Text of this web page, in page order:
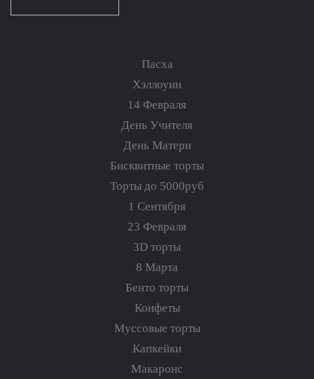
Пасха
Хэллоуин
14 Февраля
День Учителя
День Матери
Бисквитные торты
Торты до 5000руб
1 Сентября
23 Февраля
3D торты
8 Марта
Бенто торты
Конфеты
Муссовые торты
Капкейки
Макаронс